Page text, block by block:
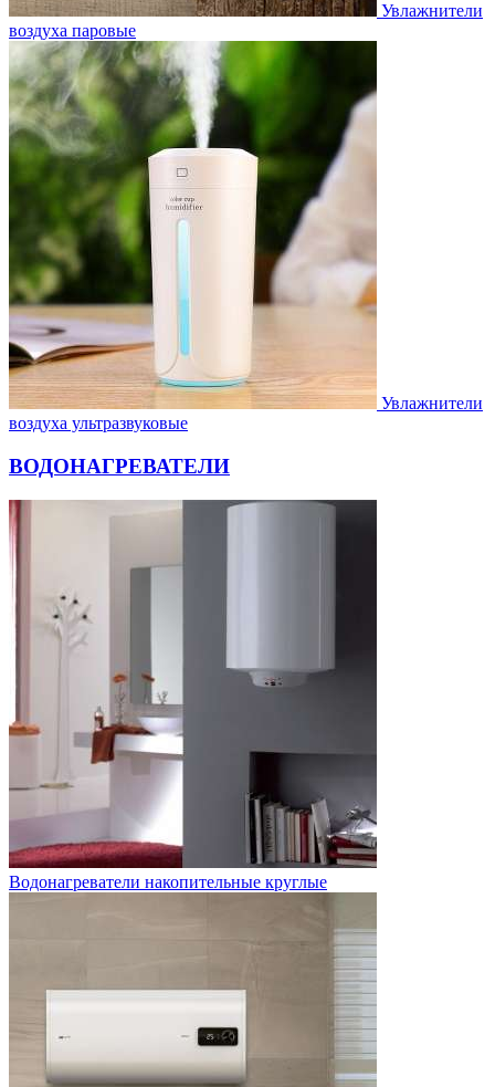
Увлажнители
воздуха паровые
Увлажнители
воздуха ультразвуковые
ВОДОНАГРЕВАТЕЛИ
Водонагреватели накопительные круглые